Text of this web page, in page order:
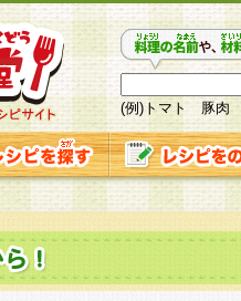
(例)トマト 豚肉